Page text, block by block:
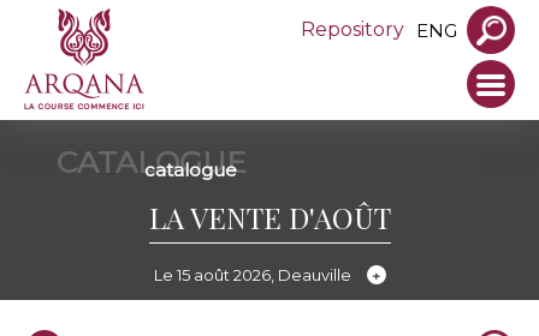
Repository ENG
CATALOGUE
catalogue
LA VENTE D'AOÛT
Le 15 août 2026, Deauville